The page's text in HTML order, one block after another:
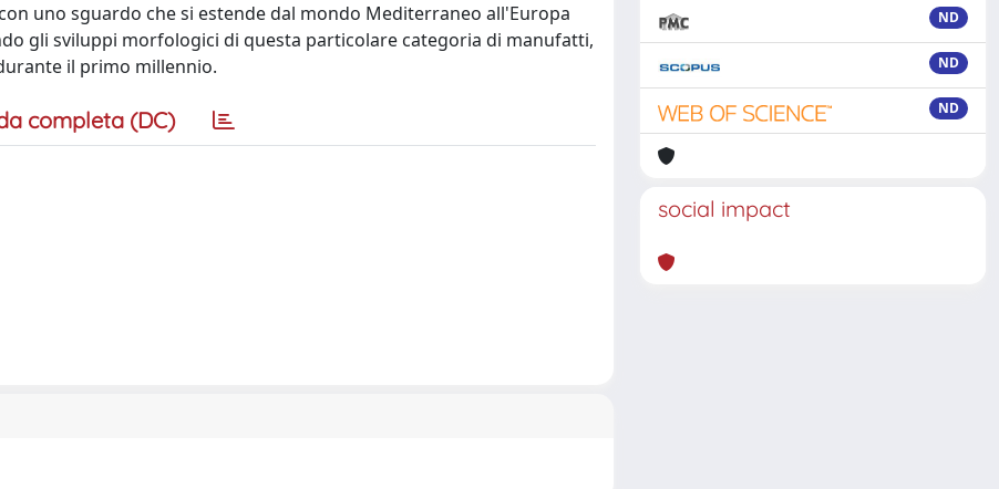
uno sguardo che si estende dal mondo Mediterraneo all'Europa
gli sviluppi morfologici di questa particolare categoria di manufatti,
il primo millennio.
completa (DC)
ND
ND
ND
social impact